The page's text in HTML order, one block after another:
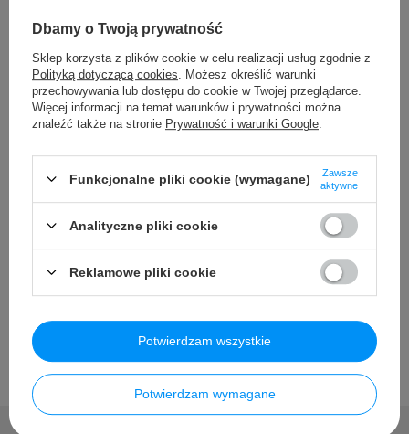
- wygodny pasek do umocowania zabawki i noszenia
jej na ramieniu,
- 2 płyny do baniek mydlanych w pojemniczku,
- 2 saszetki z płynem do baniek mydlanych po 10 ml,
Szczegółowe dane
Opinie
Dbamy o Twoją prywatność
Sklep korzysta z plików cookie w celu realizacji usług zgodnie z
Polityką dotyczącą cookies . Możesz określić warunki
przechowywania lub dostępu do cookie w Twojej przeglądarce.
Więcej informacji na temat warunków i prywatności można
znaleźć także na stronie Prywatność i warunki Google
Funkcjonalne pliki cookie (wymagane)
Zawsze
aktywne
Analityczne pliki cookie
Reklamowe pliki cookie
Potwierdzam wymagane
Potwierdzam wszystkie